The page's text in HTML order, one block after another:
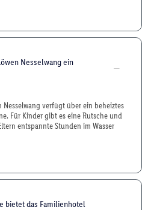
Nesselwang ein
Nesselwang verfügt über ein beheiztes
Für Kinder gibt es eine Rutsche und
entspannte Stunden im Wasser
bietet das Familienhotel